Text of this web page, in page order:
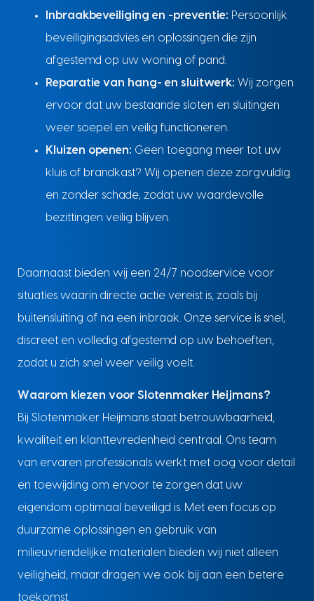
Inbraakbeveiliging en -preventie: Persoonlijk
beveiligingsadvies en oplossingen die zijn
afgestemd op uw woning of pand.
Reparatie van hang- en sluitwerk: Wij zorgen
ervoor dat uw bestaande sloten en sluitingen
weer soepel en veilig functioneren.
Kluizen openen: Geen toegang meer tot uw
kluis of brandkast? Wij openen deze zorgvuldig
en zonder schade, zodat uw waardevolle
bezittingen veilig blijven.
Daarnaast bieden wij een 24/7 noodservice voor
situaties waarin directe actie vereist is, zoals bij
buitensluiting of na een inbraak. Onze service is snel,
discreet en volledig afgestemd op uw behoeften,
zodat u zich snel weer veilig voelt.
Waarom kiezen voor Slotenmaker Heijmans?
Bij Slotenmaker Heijmans staat betrouwbaarheid,
kwaliteit en klanttevredenheid centraal. Ons team
van ervaren professionals werkt met oog voor detail
en toewijding om ervoor te zorgen dat uw
eigendom optimaal beveiligd is. Met een focus op
duurzame oplossingen en gebruik van
milieuvriendelijke materialen bieden wij niet alleen
veiligheid, maar dragen we ook bij aan een betere
toekomst.